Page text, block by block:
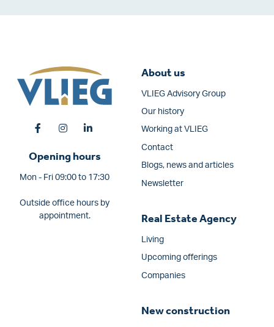
Opening hours
Mon - Fri 09:00 to 17:30
Outside office hours by
appointment.
About us
VLIEG Advisory Group
Our history
Working at VLIEG
Contact
Blogs, news and articles
Newsletter
Real Estate Agency
Living
Upcoming offerings
Companies
New construction